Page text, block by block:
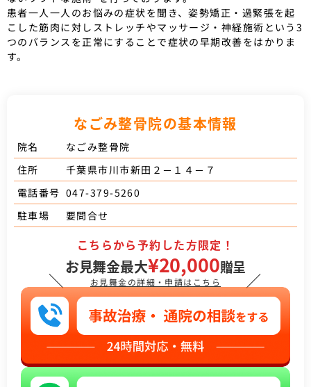
患者一人一人のお悩みの症状を聞き、姿勢矯正・過緊張を起
こした筋肉に対しストレッチやマッサージ・神経施術という3
つのバランスを正常にすることで症状の早期改善をはかりま
す。
なごみ整骨院の基本情報
院名
なごみ整骨院
住所
千葉県市川市新田２－１４－７
電話番号 047-379-5260
駐車場
要問合せ
＼
こちらから予約した方限定！
お見舞金最大¥20,000贈呈
お見舞金の詳細・申請はこちら ／